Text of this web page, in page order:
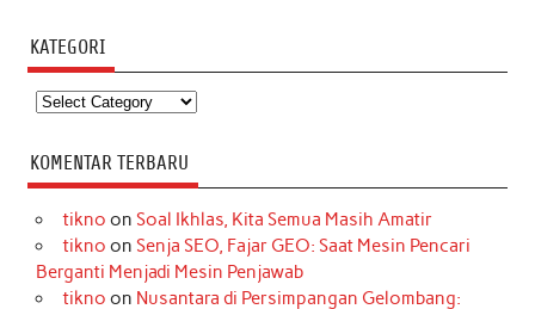
KATEGORI
Kategori
KOMENTAR TERBARU
tikno on Soal Ikhlas, Kita Semua Masih Amatir
tikno on Senja SEO, Fajar GEO: Saat Mesin Pencari
Berganti Menjadi Mesin Penjawab
tikno on Nusantara di Persimpangan Gelombang: